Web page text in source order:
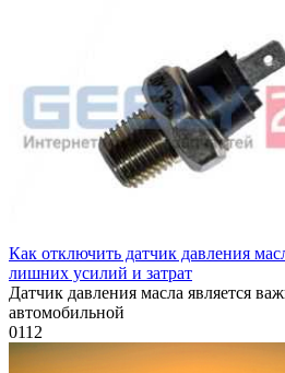
Как отключить датчик давления
лишних усилий и затрат
Датчик давления масла является
автомобильной
0112